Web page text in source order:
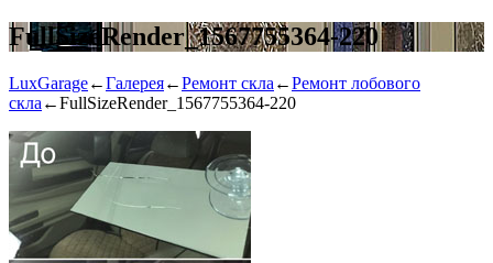
FullSizeRender_1567755364-220
LuxGarage←Галерея←Ремонт скла ←Ремонт лобового
скла ←FullSizeRender_1567755364-220